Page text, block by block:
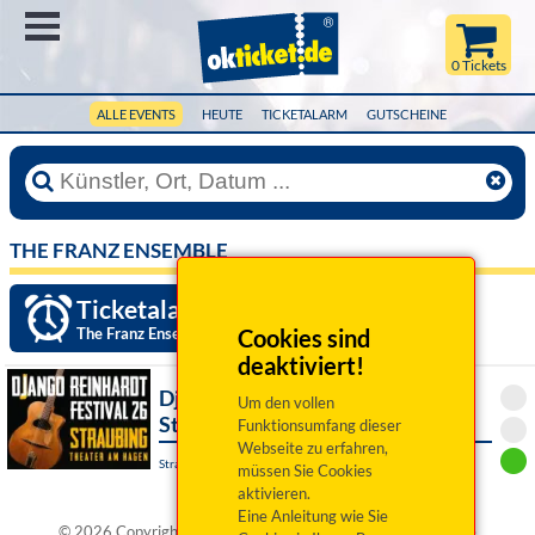
ALLE EVENTS HEUTE TICKETALARM GUTSCHEINE
0 Tickets
Cookies sind
deaktiviert!
Um den vollen
Funktionsumfang dieser
Webseite zu erfahren,
müssen Sie Cookies
aktivieren.
Eine Anleitung wie Sie
THE FRANZ ENSEMBLE
Ticketalarm einrichten »
The Franz Ensemble
Django Reinhardt Festival
Straubing 2026
Straubing, Theater Am Hagen